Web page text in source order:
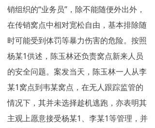
销组织的“业务员”，除不能随便外出外，
在传销窝点中相对宽松自由，基本排除随
时可能受到体罚等暴力伤害的危险。按照
杨某1供述，陈玉林还负责窝点新来人员
的安全问题。案发当天，陈玉林一人从李
某1窝点到韦某窝点，在无人跟踪监管的
情况下，其并未选择趁机逃跑，亦表明其
主观上愿意接受杨某1、李某1等管理，并